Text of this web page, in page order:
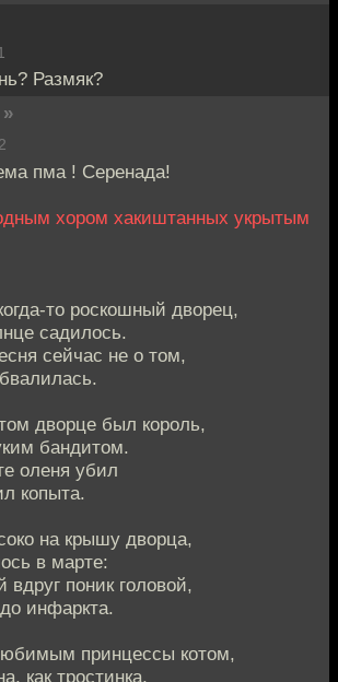
Размяк?
»
пма ! Серенада!
хором хакиштанных укрытым
то роскошный дворец,
садилось.
сейчас не о том,
дворце был король,
бандитом.
оленя убил
копыта.
на крышу дворца,
в марте:
поник головой,
инфаркта.
принцессы котом,
как тростинка,